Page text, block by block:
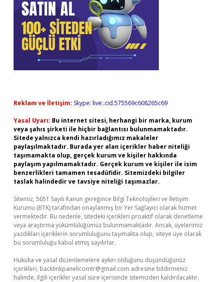
Reklam ve İletişim: Skype: live:.cid.575569c608265c69
Yasal Uyarı: Bu internet sitesi, herhangi bir marka, kurum
veya şahıs şirketi ile hiçbir bağlantısı bulunmamaktadır.
Sitede yalnızca kendi hazırladığımız makaleler
paylaşılmaktadır. Burada yer alan içerikler haber niteliği
taşımamakta olup, gerçek kurum ve kişiler hakkında
paylaşım yapılmamaktadır. Gerçek kurum ve kişiler ile isim
benzerlikleri tamamen tesadüfidir. Sitemizdeki bilgiler
taslak halindedir ve tavsiye niteliği taşımazlar.
Sitemiz, 5651 Sayılı Kanun gereğince Bilgi Teknolojileri ve İletişim
Kurumu (BTK) tarafından onaylanmış bir Yer Sağlayıcı olarak hizmet
vermektedir. Bu nedenle, sitedeki içerikleri proaktif olarak denetleme
veya araştırma yükümlülüğümüz bulunmamaktadır. Ancak, üyelerimiz
yazdıkları içeriklerin sorumluluğunu taşımakta olup, siteye üye olarak
bu sorumluluğu kabul etmiş sayılırlar.
Hukuka ve yasal düzenlemelere aykırı olduğunu düşündüğünüz
içerikleri, backlinkpanelicomtr@gmail.com adresine bildirmeniz
halinde, ilgili içerikler yasal süre içerisinde sitemizden kaldırılacaktır.